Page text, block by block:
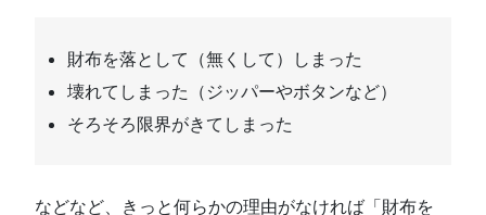
財布を落として（無くして）しまった
壊れてしまった（ジッパーやボタンなど）
そろそろ限界がきてしまった
などなど、きっと何らかの理由がなければ「財布を